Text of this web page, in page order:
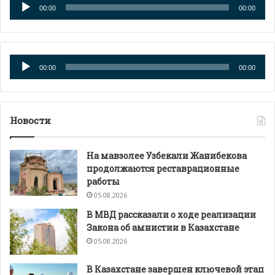
00:00 00:00
Аудиоплеер
00:00 00:00
Новости
На мавзолее Узбекали Жанибекова
продолжаются реставрационные
работы
05.08.2026
В МВД рассказали о ходе реализации
Закона об амнистии в Казахстане
05.08.2026
В Казахстане завершен ключевой этап